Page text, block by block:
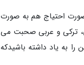
احتیاج هم به صورت
ترکی و عربی صحبت می
را به یاد داشته باشیدکه